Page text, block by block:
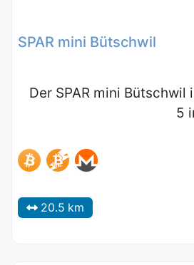
SPAR mini Bütschwil
Der SPAR mini Bütschwil
5
20.5 km